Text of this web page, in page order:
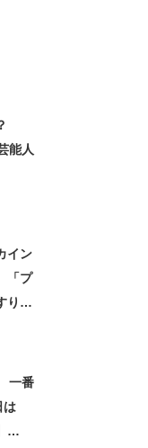
能人
イン
「プ
り眠
一番
は